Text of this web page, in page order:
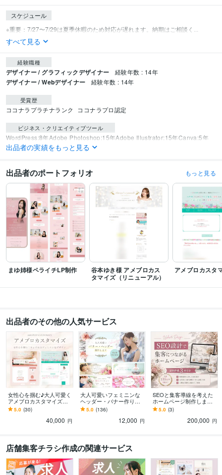
スケジュール
※重要：7/27〜7/29は夏季休暇のため対応が遅れます。納期はご相談く...
すべて見る
経験職種
デザイナー / グラフィックデザイナー 経験年数 : 14年
デザイナー / Webデザイナー 経験年数 : 14年
受賞歴
ココナラプラチナランク ココナラプロ認定
ビジネス・クリエイティブツール
WordPress:8年Adobe Photoshop:15年Adobe Illustrator:15年Canva:5年
ペライチ:5年Google Analytics:4年
Web制作・HP作成・EC構築 バナー・ヘッダー制作
ホームペー
ジ制作
デザイン制作 チラシ・フライヤー製作
出品者の実績をもっと見る
出品者のポートフォリオ もっと見る
まゆ姉様ペライチLP制作
谷本ゆき様 アメブロカス
タマイズ（リニューアル）
アメブロカスタ
出品者のその他の人気サービス
女性心を掴む♪大人可愛く
アメブロカスタマイズし
ます フェミニン・上品・
綺麗め・ママ向けのデザ
インはお任せください
5.0 (30)
40,000 円
大人可愛いフェミニンな
ヘッダー・バナー作りま
す プロ認定★女性心を掴
む上品・綺麗めなデザイ
ンはお任せください
5.0 (136)
12,000 円
SEOと集客導線を考えた
ホームページ制作します
月間135万PV達成のPRO
認定デザイナーが集客設
5.0 (3)
200,000 円
店舗集客チラシ作成の関連サービス